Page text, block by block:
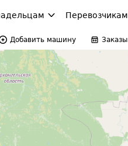
Перевозчикам
Добавить машину Заказы